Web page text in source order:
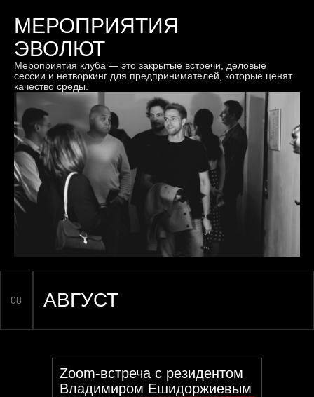
Мероприятия клуба — это закрытые встречи, деловые
сессии и нетворкинг для предпринимателей, которые ценят
качество среды.
МЕРОПРИЯТИЯ
ЭВОЛЮТ
08 АВГУСТ
Zoom-встреча с резидентом
Владимиром Ешидоржиевым